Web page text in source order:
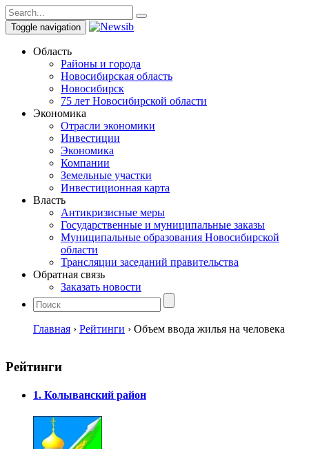
Toggle navigation
Область
Районы и города
Новосибирская область
Новосибирск
75 лет Новосибирской области
Экономика
Отрасли экономики
Инвестиции
Экономика
Компании
Земельные участки
Инвестиционная карта
Власть
Антикризисные меры
Государственные и муниципальные заказы
Муниципальные образования Новосибирской
области
Трансляции заседаний правительства
Обратная связь
Заказать новости
Главная › Рейтинги › Объем ввода жилья на человека
Рейтинги
1. Колыванский район